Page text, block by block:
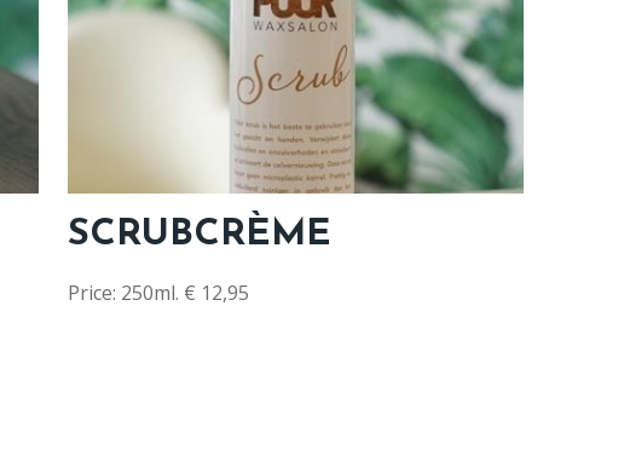
SCRUBCRÈME
Price: 250ml. € 12,95